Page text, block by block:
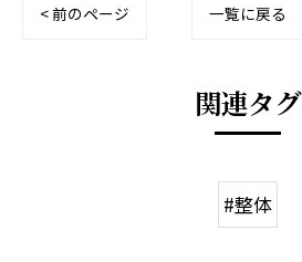
< 前のページ 一覧に戻る
関連タグ
#整体